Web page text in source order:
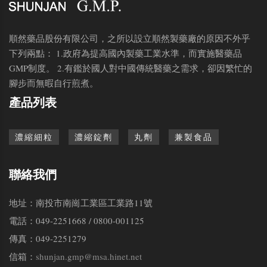
順然藥品股份有限公司，之所以設立順然製藥廠的原因不外乎
下列兩點： 1.政府為提高國內製藥工業水準，而實施醫藥品
GMP制度。 2.有鑑於國人對中國傳統醫藥之需求，卻因繁忙的
腳步而無暇自行煎煮。
產品列表
濃縮細粒 濃縮錠劑 丸劑 兼製食品
聯絡我們
地址：南投市南崗工業區工業路11號
電話：049-2251668 / 0800-001125
傳真：049-2251279
信箱： shunjan.gmp@msa.hinet.net